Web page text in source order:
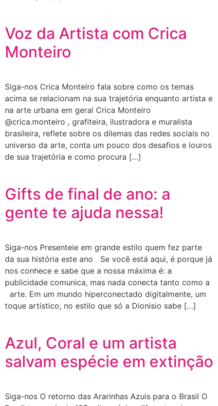
Voz da Artista com Crica
Monteiro
Siga-nos Crica Monteiro fala sobre como os temas
acima se relacionam na sua trajetória enquanto artista e
na arte urbana em geral Crica Monteiro
@crica.monteiro , grafiteira, ilustradora e muralista
brasileira, reflete sobre os dilemas das redes sociais no
universo da arte, conta um pouco dos desafios e louros
de sua trajetória e como procura […]
Gifts de final de ano: a
gente te ajuda nessa!
Siga-nos Presenteie em grande estilo quem fez parte
da sua história este ano Se você está aqui, é porque já
nos conhece e sabe que a nossa máxima é: a
publicidade comunica, mas nada conecta tanto como a
arte. Em um mundo hiperconectado digitalmente, um
toque artístico, no estilo que só a Dionisio sabe […]
Azul, Coral e um artista
salvam espécie em extinção
Siga-nos O retorno das Ararinhas Azuis para o Brasil O